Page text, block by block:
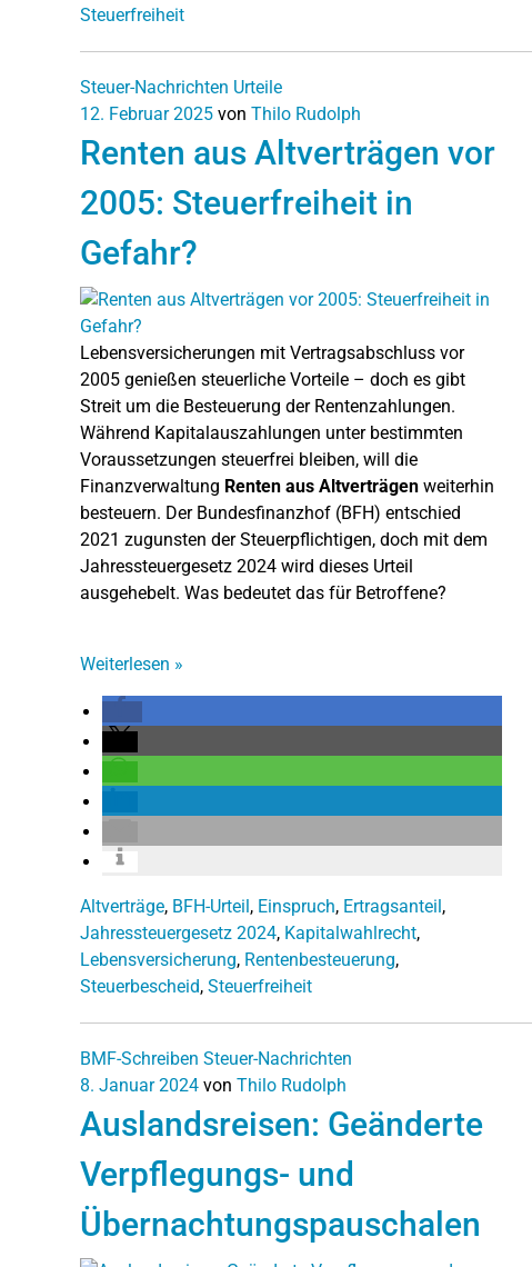
Steuerfreiheit
Steuer-Nachrichten Urteile
12. Februar 2025 von Thilo Rudolph
Renten aus Altverträgen vor
2005: Steuerfreiheit in
Gefahr?
Lebensversicherungen mit Vertragsabschluss vor
2005 genießen steuerliche Vorteile – doch es gibt
Streit um die Besteuerung der Rentenzahlungen.
Während Kapitalauszahlungen unter bestimmten
Voraussetzungen steuerfrei bleiben, will die
Finanzverwaltung Renten aus Altverträgen weiterhin
besteuern. Der Bundesfinanzhof (BFH) entschied
2021 zugunsten der Steuerpflichtigen, doch mit dem
Jahressteuergesetz 2024 wird dieses Urteil
ausgehebelt. Was bedeutet das für Betroffene?
Weiterlesen »
Altverträge, BFH-Urteil, Einspruch, Ertragsanteil,
Jahressteuergesetz 2024, Kapitalwahlrecht,
Lebensversicherung, Rentenbesteuerung,
Steuerbescheid, Steuerfreiheit
BMF-Schreiben Steuer-Nachrichten
8. Januar 2024 von Thilo Rudolph
Auslandsreisen: Geänderte
Verpflegungs- und
Übernachtungspauschalen